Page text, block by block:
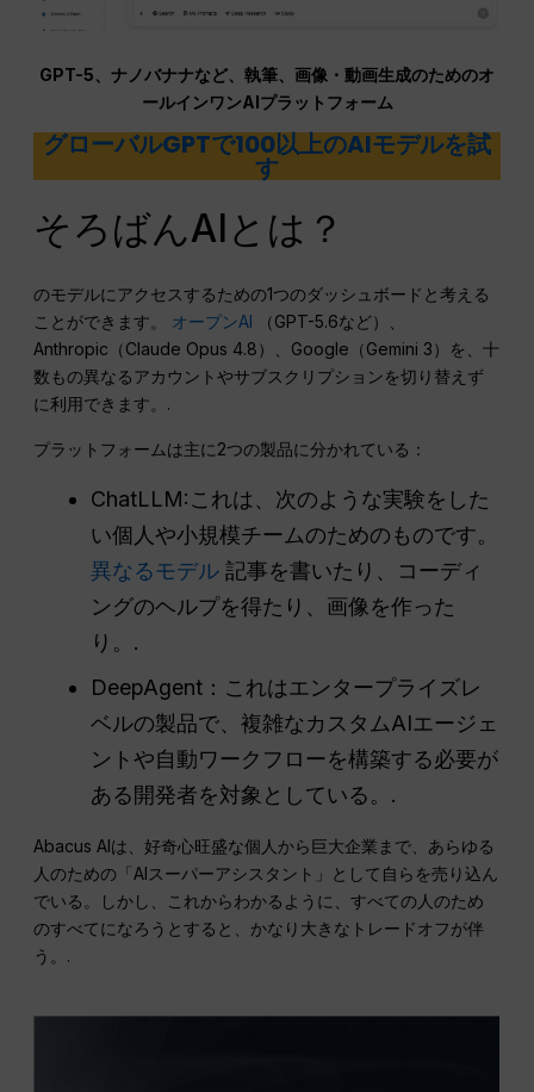
GPT-5、ナノバナナなど、執筆、画像・動画生成のためのオ
ールインワンAIプラットフォーム
グローバルGPTで100以上のAIモデルを試
す
そろばんAIとは？
のモデルにアクセスするための1つのダッシュボードと考える
ことができます。 オープンAI
（GPT-5.6など）、
Anthropic（Claude Opus 4.8）、Google（Gemini 3）を、十
数もの異なるアカウントやサブスクリプションを切り替えず
に利用できます。.
プラットフォームは主に2つの製品に分かれている：
ChatLLM:これは、次のような実験をした
い個人や小規模チームのためのものです。
異なるモデル 記事を書いたり、コーディ
ングのヘルプを得たり、画像を作った
り。.
DeepAgent：これはエンタープライズレ
ベルの製品で、複雑なカスタムAIエージェ
ントや自動ワークフローを構築する必要が
ある開発者を対象としている。.
Abacus AIは、好奇心旺盛な個人から巨大企業まで、あらゆる
人のための「AIスーパーアシスタント」として自らを売り込ん
でいる。しかし、これからわかるように、すべての人のため
のすべてになろうとすると、かなり大きなトレードオフが伴
う。.